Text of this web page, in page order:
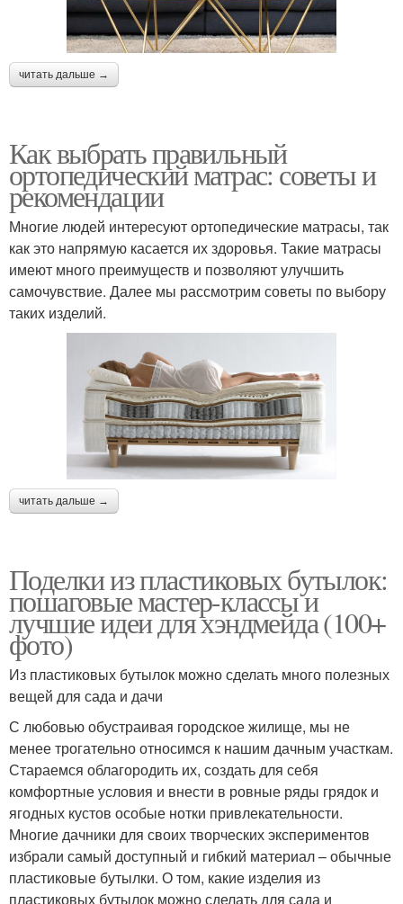
читать дальше →
Как выбрать правильный
ортопедический матрас: советы и
рекомендации
Многие людей интересуют ортопедические матрасы, так
как это напрямую касается их здоровья. Такие матрасы
имеют много преимуществ и позволяют улучшить
самочувствие. Далее мы рассмотрим советы по выбору
таких изделий.
читать дальше →
Поделки из пластиковых бутылок:
пошаговые мастер-классы и
лучшие идеи для хэндмейда (100+
фото)
Из пластиковых бутылок можно сделать много полезных
вещей для сада и дачи
С любовью обустраивая городское жилище, мы не
менее трогательно относимся к нашим дачным участкам.
Стараемся облагородить их, создать для себя
комфортные условия и внести в ровные ряды грядок и
ягодных кустов особые нотки привлекательности.
Многие дачники для своих творческих экспериментов
избрали самый доступный и гибкий материал – обычные
пластиковые бутылки. О том, какие изделия из
пластиковых бутылок можно сделать для сада и